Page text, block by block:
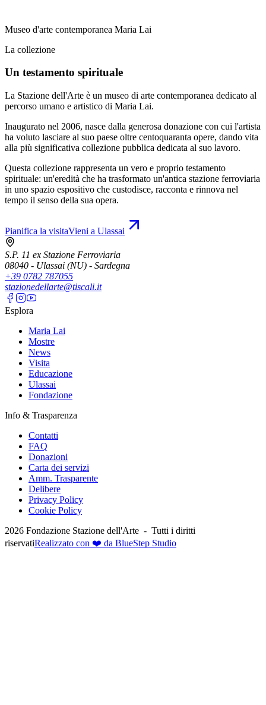
Museo d'arte contemporanea Maria Lai
La collezione
Un testamento spirituale
La Stazione dell'Arte è un museo di arte contemporanea dedicato al
percorso umano e artistico di Maria Lai.
Inaugurato nel 2006, nasce dalla generosa donazione con cui l'artista
ha voluto lasciare al suo paese oltre centoquaranta opere, dando vita
alla più significativa collezione pubblica dedicata al suo lavoro.
Questa collezione rappresenta un vero e proprio testamento
spirituale: un'eredità che ha trasformato un'antica stazione ferroviaria
in uno spazio espositivo che custodisce, racconta e rinnova nel
tempo il senso della sua opera.
Pianifica la visitaVieni a Ulassai
S.P. 11 ex Stazione Ferroviaria
08040 - Ulassai (NU) - Sardegna
+39 0782 787055
stazionedellarte@tiscali.it
Esplora
Maria Lai
Mostre
News
Visita
Educazione
Ulassai
Fondazione
Info & Trasparenza
Contatti
FAQ
Donazioni
Carta dei servizi
Amm. Trasparente
Delibere
Privacy Policy
Cookie Policy
2026 Fondazione Stazione dell'Arte - Tutti i diritti
riservatiRealizzato con ❤️ da BlueStep Studio